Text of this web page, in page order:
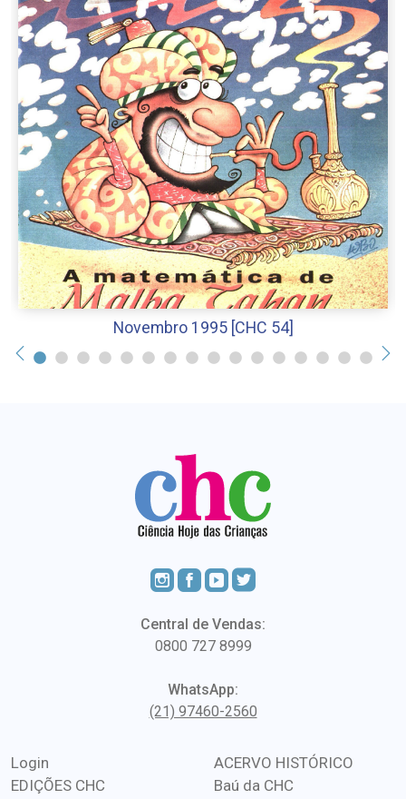
Novembro 1995 [CHC 54]
Central de Vendas:
0800 727 8999
WhatsApp:
(21) 97460-2560
Login
EDIÇÕES CHC
ACERVO HISTÓRICO
Baú da CHC